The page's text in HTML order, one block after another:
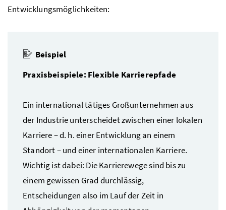
Entwicklungsmöglichkeiten:
Beispiel
Praxisbeispiele: Flexible Karrierepfade
Ein international tätiges Großunternehmen aus
der Industrie unterscheidet zwischen einer lokalen
Karriere –d. h.einer Entwicklung an einem
Standort – und einer internationalen Karriere.
Wichtig ist dabei: Die Karrierewege sind bis zu
einem gewissen Grad durchlässig,
Entscheidungen also im Lauf der Zeit in